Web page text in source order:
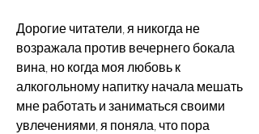
Дорогие читатели, я никогда не
возражала против вечернего бокала
вина, но когда моя любовь к
алкогольному напитку начала мешать
мне работать и заниматься своими
увлечениями, я поняла, что пора